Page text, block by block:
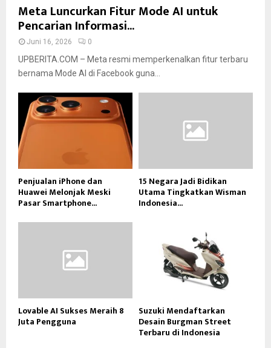
Meta Luncurkan Fitur Mode AI untuk
Pencarian Informasi...
Juni 16, 2026 0
UPBERITA.COM – Meta resmi memperkenalkan fitur terbaru
bernama Mode AI di Facebook guna...
Penjualan iPhone dan
Huawei Melonjak Meski
Pasar Smartphone...
15 Negara Jadi Bidikan
Utama Tingkatkan Wisman
Indonesia...
Lovable AI Sukses Meraih 8
Juta Pengguna
Suzuki Mendaftarkan
Desain Burgman Street
Terbaru di Indonesia